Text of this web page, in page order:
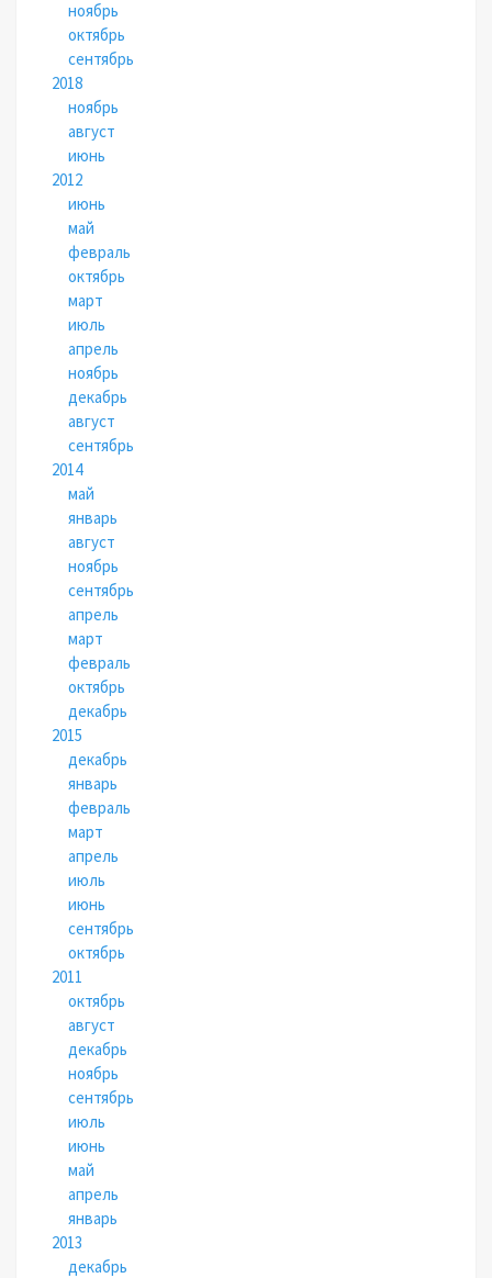
ноябрь
октябрь
сентябрь
2018
ноябрь
август
июнь
2012
июнь
май
февраль
октябрь
март
июль
апрель
ноябрь
декабрь
август
сентябрь
2014
май
январь
август
ноябрь
сентябрь
апрель
март
февраль
октябрь
декабрь
2015
декабрь
январь
февраль
март
апрель
июль
июнь
сентябрь
октябрь
2011
октябрь
август
декабрь
ноябрь
сентябрь
июль
июнь
май
апрель
январь
2013
декабрь